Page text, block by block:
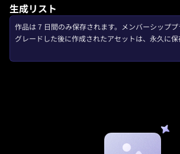
生成リスト
作品は 7 日間のみ保存されます。メンバーシップ
グレードした後に作成されたアセットは、永久に保